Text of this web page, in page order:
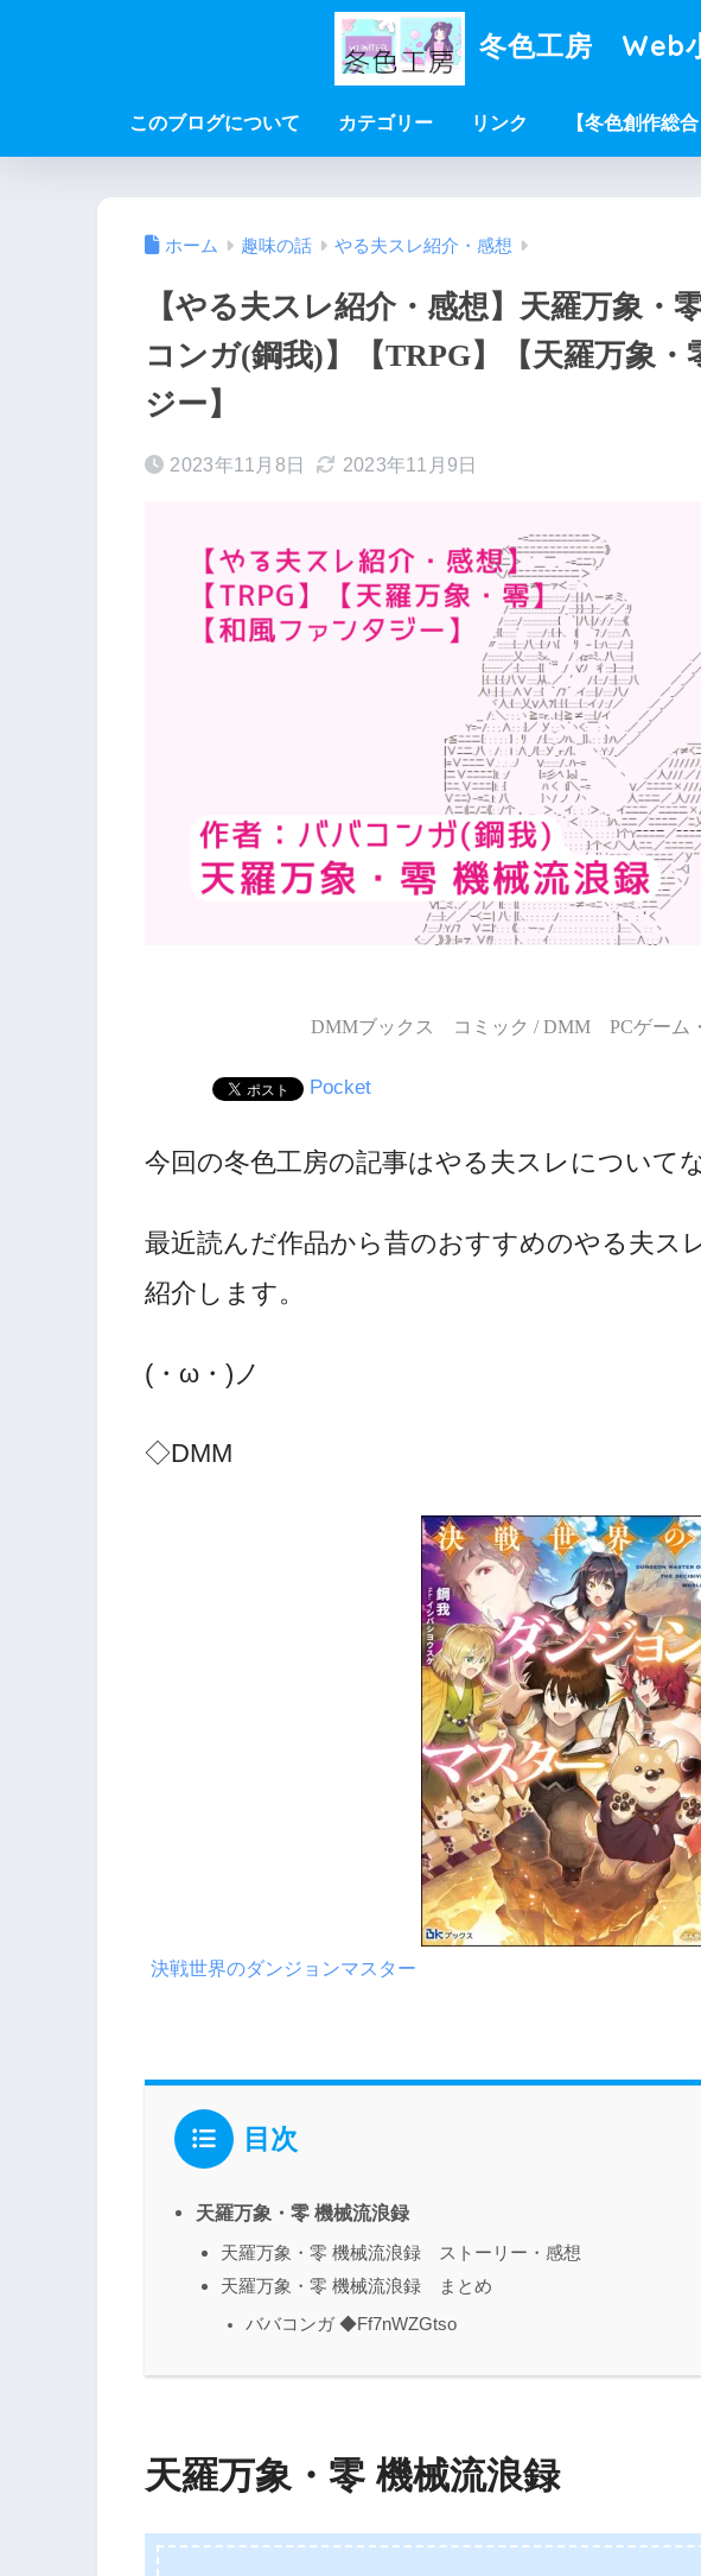
冬色工房 Web
このブログについて カテゴリー リンク 【冬色創作総合
ホーム 趣味の話 やる夫スレ紹介・感想
【やる夫スレ紹介・感想】天羅万象・
コンガ(鋼我)】【TRPG】【天羅万象・
ジー】
2023年11月8日 2023年11月9日
DMMブックス コミック / DMM PCゲーム
Pocket
今回の冬色工房の記事はやる夫スレについて
最近読んだ作品から昔のおすすめのやる夫ス
紹介します。
(・ω・)ノ
◇DMM
決戦世界のダンジョンマスター
目次
天羅万象・零 機械流浪録
天羅万象・零 機械流浪録 ストーリー・感想
天羅万象・零 機械流浪録 まとめ
ババコンガ ◆Ff7nWZGtso
天羅万象・零 機械流浪録